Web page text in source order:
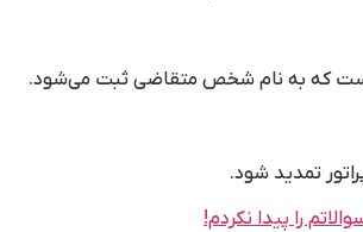
تمدید شود.
را پیدا نکردم!